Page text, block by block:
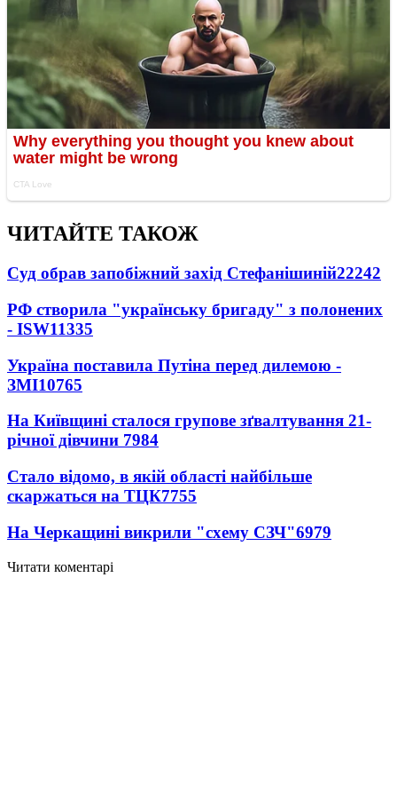
ЧИТАЙТЕ ТАКОЖ
Суд обрав запобіжний захід Стефанішиній22242
РФ створила "українську бригаду" з полонених
- ISW11335
Україна поставила Путіна перед дилемою -
ЗМІ10765
На Київщині сталося групове зґвалтування 21-
річної дівчини 7984
Стало відомо, в якій області найбільше
скаржаться на ТЦК7755
На Черкащині викрили "схему СЗЧ"6979
Читати коментарі